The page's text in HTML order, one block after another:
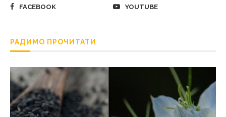
FACEBOOK YOUTUBE
РАДИМО ПРОЧИТАТИ